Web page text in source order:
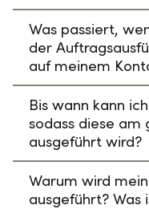
Was passiert,
der
auf meinem
Bis wann kann
sodass diese am
ausgeführt wird?
Warum wird
ausgeführt? Was